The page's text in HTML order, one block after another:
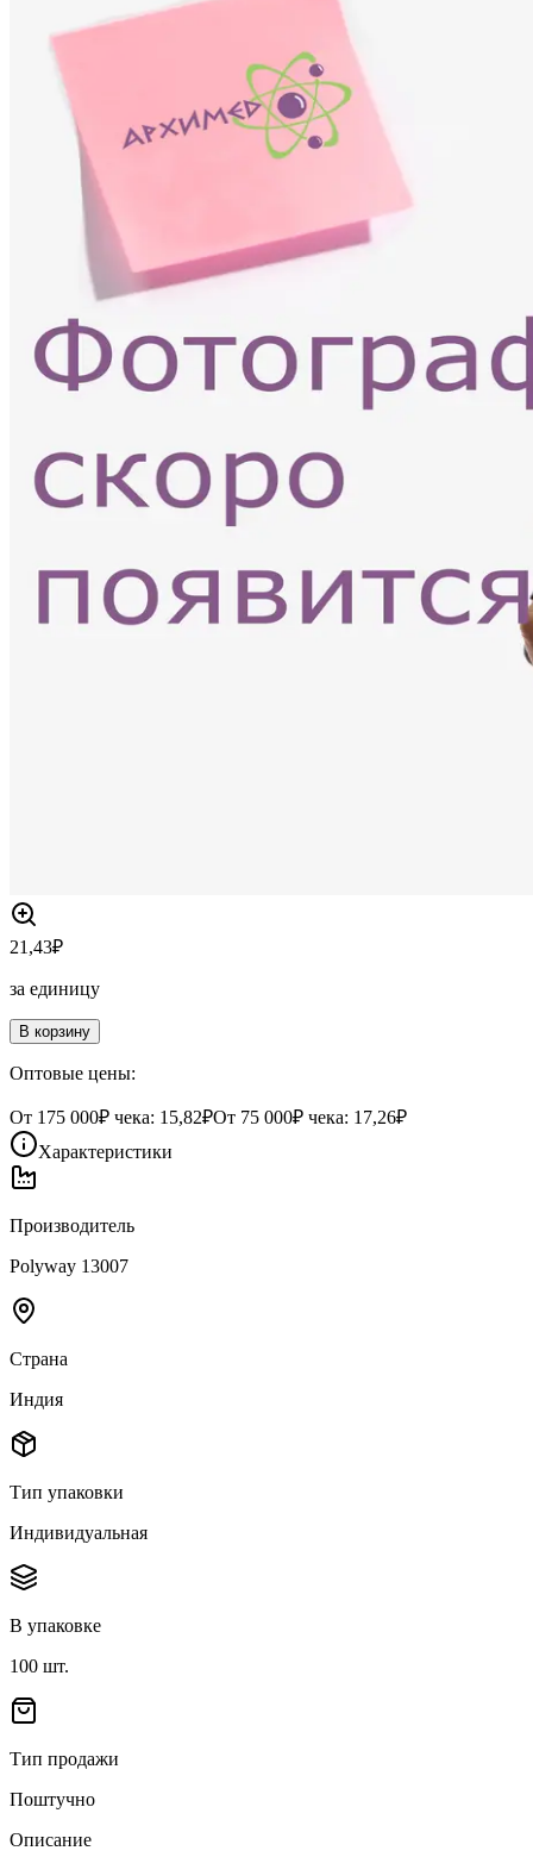
21,43₽
за единицу
В корзину
Оптовые цены:
От 175 000₽ чека: 15,82₽От 75 000₽ чека: 17,26₽
Характеристики
Производитель
Polyway 13007
Страна
Индия
Тип упаковки
Индивидуальная
В упаковке
100 шт.
Тип продажи
Поштучно
Описание